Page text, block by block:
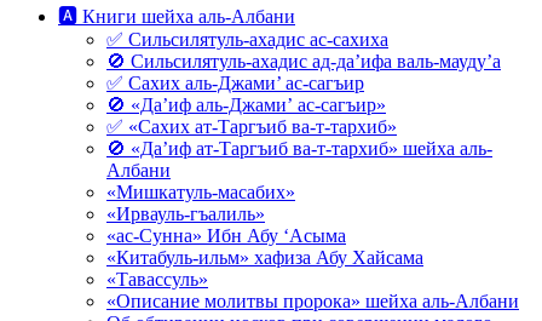
🅰 Книги шейха аль-Албани
✅ Сильсилятуль-ахадис ас-сахиха
🚫 Сильсилятуль-ахадис ад-да’ифа валь-мауду’а
✅ Сахих аль-Джами’ ас-сагъир
🚫 «Да’иф аль-Джами’ ас-сагъир»
✅ «Сахих ат-Таргъиб ва-т-тархиб»
🚫 «Да’иф ат-Таргъиб ва-т-тархиб» шейха аль-
Албани
«Мишкатуль-масабих»
«Ирвауль-гъалиль»
«ас-Сунна» Ибн Абу ‘Асыма
«Китабуль-ильм» хафиза Абу Хайсама
«Тавассуль»
«Описание молитвы пророка» шейха аль-Албани